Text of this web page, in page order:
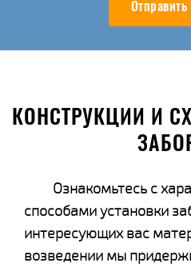
Отправить
КОНСТРУКЦИИ И
Ознакомьтесь с
способами установки
интересующих вас
возведении мы